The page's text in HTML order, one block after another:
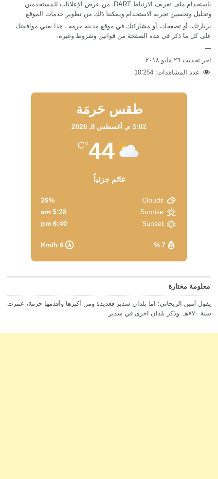
باستخدام ملف تعريف الارتباط DART ، من عرض الإعلانات للمستخدمين
وتحليل وتحسين تجربة الاستخدام ويمكننا ذلك من تطوير خدمات الموقع
بزيارتك، أو تصفحك، أو مشاركتك في موقع مدينة حرمة ، هذا يعني موافقتك
على كل ما ذكر في هذه الصفحة من قوانين وشروط وغيره.
—
اخر تحديث ٢٦ مايو ٢٠١٨
عدد المشاهدات: 10٬254
طقس حَرمَة
3:02 م, أغسطس 8, 2026
44
°C
غائم جزئياً
7 %
6 Km/h
Clouds
26%
Sunrise
5:28 am
Sunset
6:40 pm
معلومة مختارة
يقول أمين الريحاني: اما بلدان سدير فعديدة ومن أكبرها وأقدمها حَرمة، عمرت
سنة ٧٧٠هـ. وذكر بلدان اخرى في سدير